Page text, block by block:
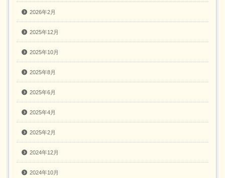
2026年2月
2025年12月
2025年10月
2025年8月
2025年6月
2025年4月
2025年2月
2024年12月
2024年10月